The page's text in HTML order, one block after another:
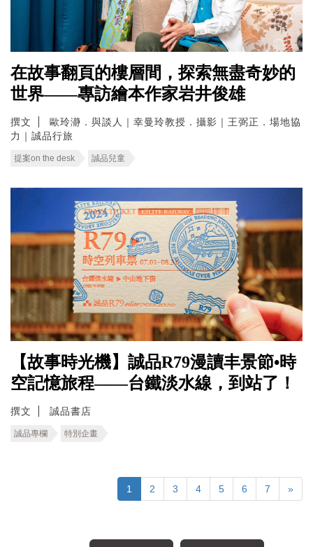
在故事翻頁的樓層間，探索無盡奇妙的
世界——專訪繪本作家岩井俊雄
撰文
歐玲瀞．與談人｜幸曼玲教授．攝影｜王弼正．場地協
力｜誠品行旅
提案on the desk 誠品兒童
【故事時光機】誠品R79漫讀丰景節•時
空記憶旅程――台鐵淡水線，到站了！
撰文 誠品書店
誠品專欄 特別企畫
1 2 3 4 5 6 7 »